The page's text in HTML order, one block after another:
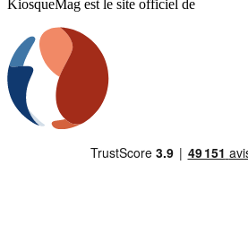
KiosqueMag est le site officiel de